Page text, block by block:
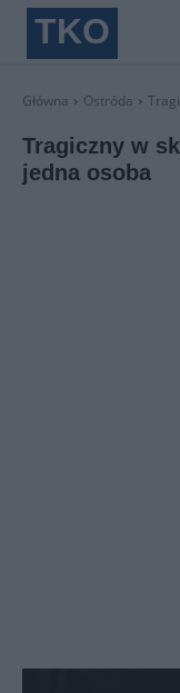
TKO
Główna Ostróda
Tragiczny w
jedna osoba